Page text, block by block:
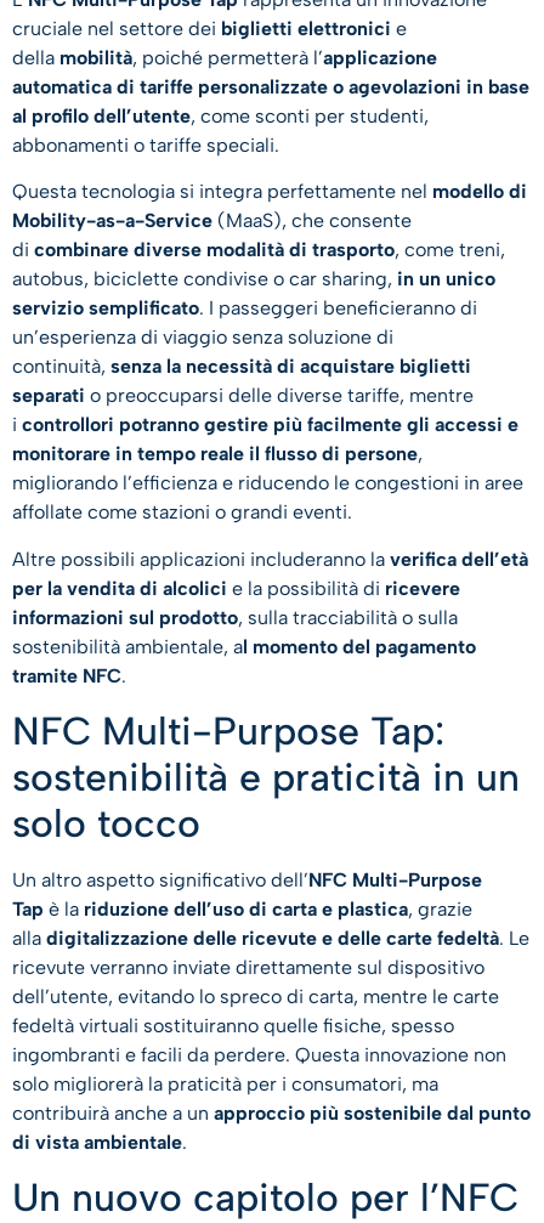
cruciale nel settore dei biglietti elettronici e
della mobilità, poiché permetterà l’applicazione
automatica di tariffe personalizzate o agevolazioni in base
al profilo dell’utente, come sconti per studenti,
abbonamenti o tariffe speciali.
Questa tecnologia si integra perfettamente nel modello di
Mobility-as-a-Service (MaaS), che consente
di combinare diverse modalità di trasporto, come treni,
autobus, biciclette condivise o car sharing, in un unico
servizio semplificato. I passeggeri beneficieranno di
un’esperienza di viaggio senza soluzione di
continuità, senza la necessità di acquistare biglietti
separati o preoccuparsi delle diverse tariffe, mentre
i controllori potranno gestire più facilmente gli accessi e
monitorare in tempo reale il flusso di persone,
migliorando l’efficienza e riducendo le congestioni in aree
affollate come stazioni o grandi eventi.
Altre possibili applicazioni includeranno la verifica dell’età
per la vendita di alcolici e la possibilità di ricevere
informazioni sul prodotto, sulla tracciabilità o sulla
sostenibilità ambientale, al momento del pagamento
tramite NFC.
NFC Multi-Purpose Tap:
sostenibilità e praticità in un
solo tocco
Un altro aspetto significativo dell’NFC Multi-Purpose
Tap è la riduzione dell’uso di carta e plastica, grazie
alla digitalizzazione delle ricevute e delle carte fedeltà. Le
ricevute verranno inviate direttamente sul dispositivo
dell’utente, evitando lo spreco di carta, mentre le carte
fedeltà virtuali sostituiranno quelle fisiche, spesso
ingombranti e facili da perdere. Questa innovazione non
solo migliorerà la praticità per i consumatori, ma
contribuirà anche a un approccio più sostenibile dal punto
di vista ambientale.
Un nuovo capitolo per l’NFC